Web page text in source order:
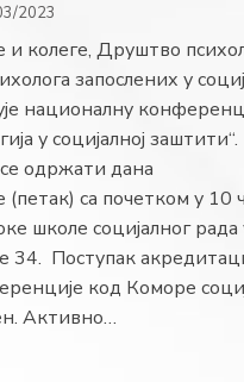
2023
колеге, Друштво
запослених у
националну
у социјалној заштити“.
одржати дана
са почетком у 10
школе социјалног рада
34. Поступак
код Коморе
Активно…